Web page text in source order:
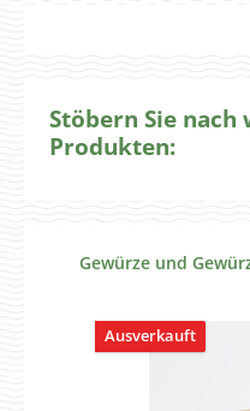
Stöbern Sie
Produkten:
Produktgalerie
Gewürze und
Ausverkauft